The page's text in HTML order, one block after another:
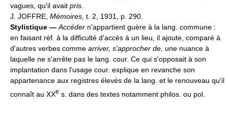
vagues, qu'il avait pris.
J. JOFFRE, Mémoires, t. 2, 1931, p. 290.
Stylistique —Accéder n'appartient guère à la lang. commune :
en faisant réf. à la difficulté d'accès à un lieu, il ajoute, comparé à
d'autres verbes comme arriver, s'approcher de, une nuance à
laquelle ne s'arrête pas le lang. cour. Ce qui s'opposait à son
implantation dans l'usage cour. explique en revanche son
appartenance aux registres élevés de la lang. et le renouveau qu'il
connaît au XXe s. dans des textes notamment philos. ou pol.